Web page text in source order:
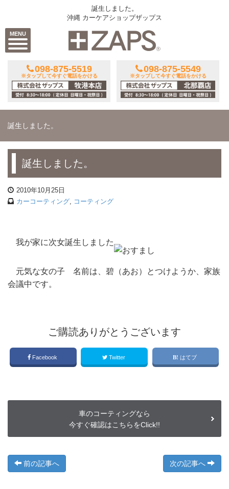
MENU
誕生しました。
沖縄 カーケアショップザップス
098-875-5519
※タップして今すぐ電話をかける
098-875-5549
※タップして今すぐ電話をかける
誕生しました。
誕生しました。
2010年10月25日
カーコーティング
コーティング
我が家に次女誕生しました
元気な女の子 名前は、碧（あお）とつけようか、家族
会議中です。
ご購読ありがとうございます
Facebook Twitter はてブ
車のコーティングなら
今すぐ確認はこちらをClick!!
前の記事へ 次の記事へ